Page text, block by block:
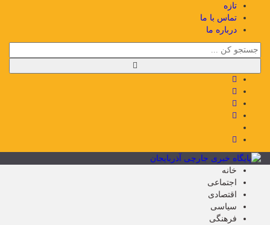
تازه
تماس با ما
درباره ما
خانه
اجتماعی
اقتصادی
سیاسی
فرهنگی